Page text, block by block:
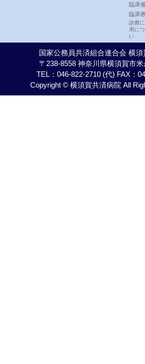
臨床
臨床
診療
用に
い
国家公務員共済組合連合会 横須
〒238-8558 神奈川県横須賀市
TEL：046-822-2710 (代) FAX：
Copyright © 横須賀共済病院 All